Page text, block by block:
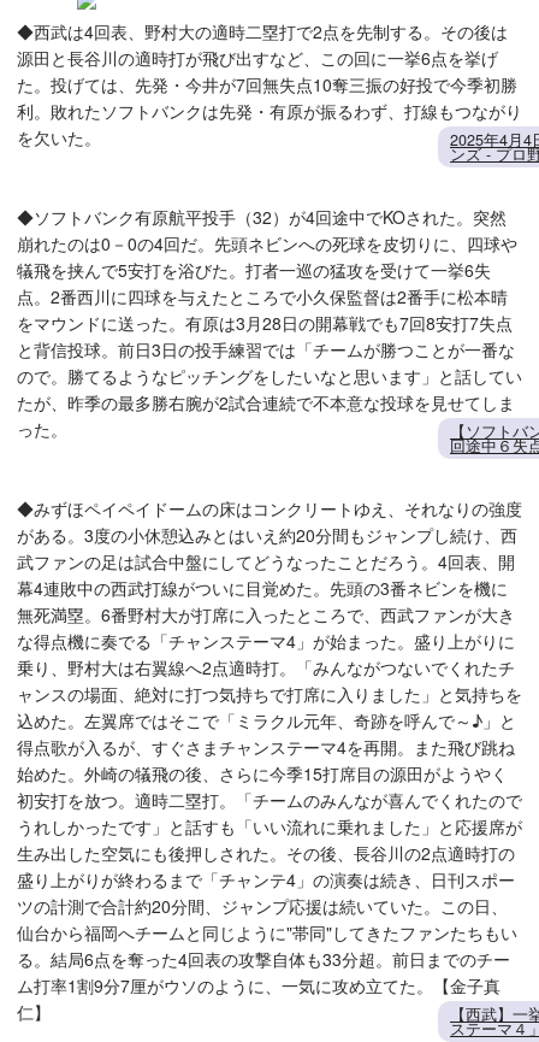
◆西武は4回表、野村大の適時二塁打で2点を先制する。その後は
源田と長谷川の適時打が飛び出すなど、この回に一挙6点を挙げ
た。投げては、先発・今井が7回無失点10奪三振の好投で今季初勝
利。敗れたソフトバンクは先発・有原が振るわず、打線もつながり
を欠いた。
2025年4月4
ンズ - プロ
◆ソフトバンク有原航平投手（32）が4回途中でKOされた。突然
崩れたのは0－0の4回だ。先頭ネビンへの死球を皮切りに、四球や
犠飛を挟んで5安打を浴びた。打者一巡の猛攻を受けて一挙6失
点。2番西川に四球を与えたところで小久保監督は2番手に松本晴
をマウンドに送った。有原は3月28日の開幕戦でも7回8安打7失点
と背信投球。前日3日の投手練習では「チームが勝つことが一番な
ので。勝てるようなピッチングをしたいなと思います」と話してい
たが、昨季の最多勝右腕が2試合連続で不本意な投球を見せてしま
った。
【ソフト
回途中６失
◆みずほペイペイドームの床はコンクリートゆえ、それなりの強度
がある。3度の小休憩込みとはいえ約20分間もジャンプし続け、西
武ファンの足は試合中盤にしてどうなったことだろう。4回表、開
幕4連敗中の西武打線がついに目覚めた。先頭の3番ネビンを機に
無死満塁。6番野村大が打席に入ったところで、西武ファンが大き
な得点機に奏でる「チャンステーマ4」が始まった。盛り上がりに
乗り、野村大は右翼線へ2点適時打。「みんながつないでくれたチ
ャンスの場面、絶対に打つ気持ちで打席に入りました」と気持ちを
込めた。左翼席ではそこで「ミラクル元年、奇跡を呼んで～♪」と
得点歌が入るが、すぐさまチャンステーマ4を再開。また飛び跳ね
始めた。外崎の犠飛の後、さらに今季15打席目の源田がようやく
初安打を放つ。適時二塁打。「チームのみんなが喜んでくれたので
うれしかったです」と話すも「いい流れに乗れました」と応援席が
生み出した空気にも後押しされた。その後、長谷川の2点適時打の
盛り上がりが終わるまで「チャンテ4」の演奏は続き、日刊スポー
ツの計測で合計約20分間、ジャンプ応援は続いていた。この日、
仙台から福岡へチームと同じように"帯同"してきたファンたちもい
る。結局6点を奪った4回表の攻撃自体も33分超。前日までのチー
ム打率1割9分7厘がウソのように、一気に攻め立てた。【金子真
仁】
【西武】
ステーマ４